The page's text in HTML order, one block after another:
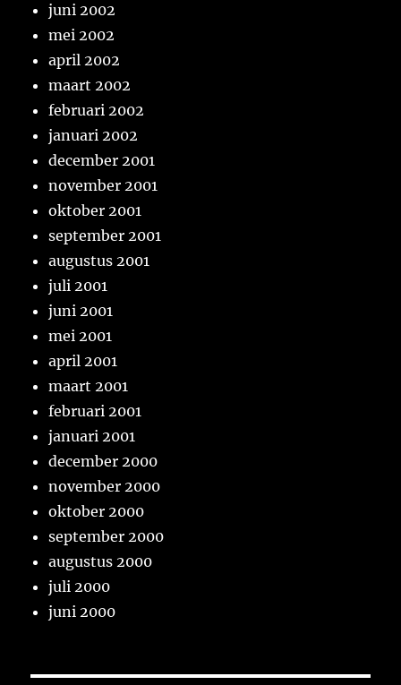
juni 2002
mei 2002
april 2002
maart 2002
februari 2002
januari 2002
december 2001
november 2001
oktober 2001
september 2001
augustus 2001
juli 2001
juni 2001
mei 2001
april 2001
maart 2001
februari 2001
januari 2001
december 2000
november 2000
oktober 2000
september 2000
augustus 2000
juli 2000
juni 2000